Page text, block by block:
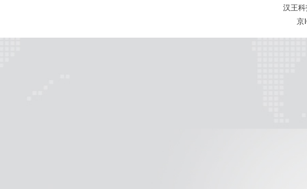
汉王
京